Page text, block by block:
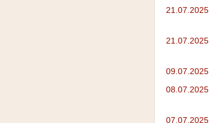
21.07.2025
21.07.2025
09.07.2025
08.07.2025
07.07.2025